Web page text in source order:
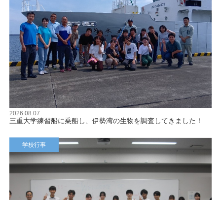
2026.08.07
三重大学練習船に乗船し、伊勢湾の生物を調査してきました！
学校行事